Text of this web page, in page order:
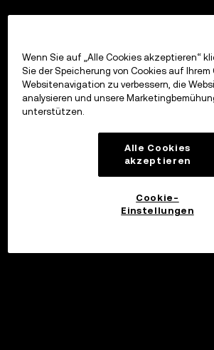
Wenn Sie auf „Alle Cookies akzeptieren“
Sie der Speicherung von Cookies auf Ihrem
Websitenavigation zu verbessern, die
analysieren und unsere
unterstützen.
Alle Cookies
akzeptieren
Cookie-
Einstellungen